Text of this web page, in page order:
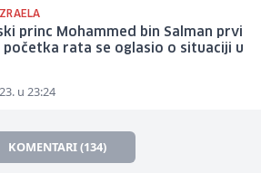
princ Mohammed bin Salman prvi
početka rata se oglasio o situaciji u
u 23:24
KOMENTARI (134)